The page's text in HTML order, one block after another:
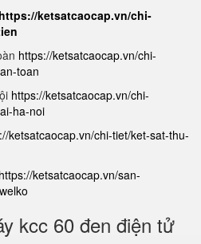
https://ketsatcaocap.vn/chi-
https://ketsatcaocap.vn/chi-
toan
https://ketsatcaocap.vn/chi-
ha-noi
ketsatcaocap.vn/chi-tiet/ket-sat-thu-
https://ketsatcaocap.vn/san-
kcc 60 đen điện tử